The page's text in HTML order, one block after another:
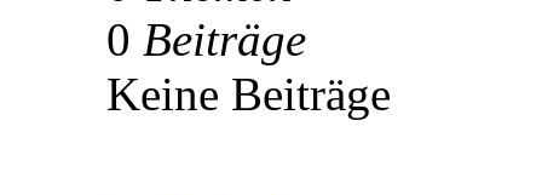
0 Beiträge
Keine Beiträge